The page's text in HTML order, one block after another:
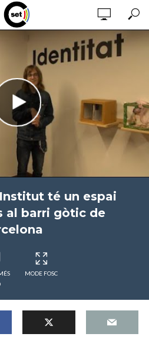
té un espai
al barri gòtic de
MODE FOSC